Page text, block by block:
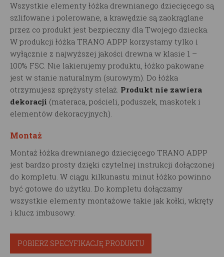
Wszystkie elementy łóżka drewnianego dziecięcego są
szlifowane i polerowane, a krawędzie są zaokrąglane
przez co produkt jest bezpieczny dla Twojego dziecka.
W produkcji łóżka TRANO ADPP korzystamy tylko i
wyłącznie z najwyższej jakości drewna w klasie 1 –
100% FSC. Nie lakierujemy produktu, łóżko pakowane
jest w stanie naturalnym (surowym). Do łóżka
otrzymujesz sprężysty stelaż. Produkt nie zawiera
dekoracji (materaca, pościeli, poduszek, maskotek i
elementów dekoracyjnych).
Montaż
Montaż łóżka drewnianego dziecięcego TRANO ADPP
jest bardzo prosty dzięki czytelnej instrukcji dołączonej
do kompletu. W ciągu kilkunastu minut łóżko powinno
być gotowe do użytku. Do kompletu dołączamy
wszystkie elementy montażowe takie jak kołki, wkręty
i klucz imbusowy.
POBIERZ SPECYFIKACJĘ PRODUKTU